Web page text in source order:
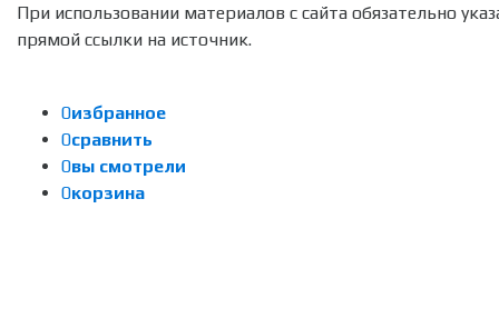
При использовании материалов с сайта обязательно
прямой ссылки на источник.
0избранное
0сравнить
0вы смотрели
0корзина